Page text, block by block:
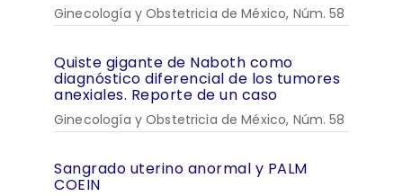
Ginecología y Obstetricia de México, Núm. 58
Quiste gigante de Naboth como
diagnóstico diferencial de los tumores
anexiales. Reporte de un caso
Ginecología y Obstetricia de México, Núm. 58
Sangrado uterino anormal y PALM
COEIN